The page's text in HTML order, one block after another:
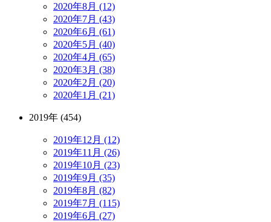
2020年8月 (12)
2020年7月 (43)
2020年6月 (61)
2020年5月 (40)
2020年4月 (65)
2020年3月 (38)
2020年2月 (20)
2020年1月 (21)
2019年 (454)
2019年12月 (12)
2019年11月 (26)
2019年10月 (23)
2019年9月 (35)
2019年8月 (82)
2019年7月 (115)
2019年6月 (27)